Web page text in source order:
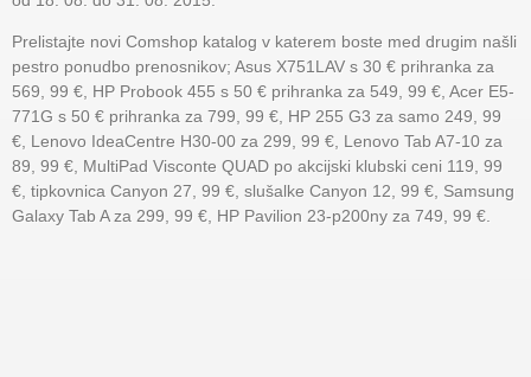
Prelistajte novi Comshop katalog v katerem boste med drugim našli
pestro ponudbo prenosnikov; Asus X751LAV s 30 € prihranka za
569, 99 €, HP Probook 455 s 50 € prihranka za 549, 99 €, Acer E5-
771G s 50 € prihranka za 799, 99 €, HP 255 G3 za samo 249, 99
€, Lenovo IdeaCentre H30-00 za 299, 99 €, Lenovo Tab A7-10 za
89, 99 €, MultiPad Visconte QUAD po akcijski klubski ceni 119, 99
€, tipkovnica Canyon 27, 99 €, slušalke Canyon 12, 99 €, Samsung
Galaxy Tab A za 299, 99 €, HP Pavilion 23-p200ny za 749, 99 €.